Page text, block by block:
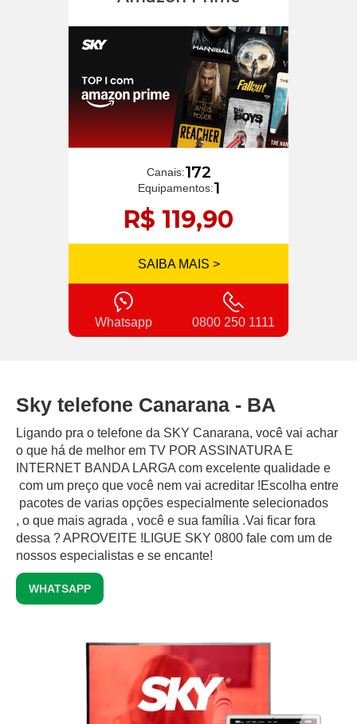
Canais:172
Equipamentos:1
R$ 119,90
SAIBA MAIS >
Whatsapp 0800 250 1111
Sky telefone Canarana - BA
Ligando pra o telefone da SKY Canarana, você vai achar
o que há de melhor em TV POR ASSINATURA E
INTERNET BANDA LARGA com excelente qualidade e
com um preço que você nem vai acreditar !Escolha entre
pacotes de varias opções especialmente selecionados
, o que mais agrada , você e sua família .Vai ficar fora
dessa ? APROVEITE !LIGUE SKY 0800 fale com um de
nossos especialistas e se encante!
WHATSAPP